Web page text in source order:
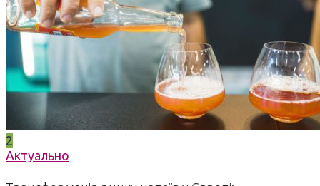
2
Актуально